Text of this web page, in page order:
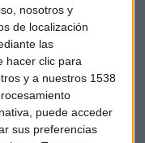
nosotros y
de localización
las
hacer clic para
y a nuestros 1538
puede acceder
sus preferencias
le generarán al
año 2022 antes de
220 se
de aproximadamente